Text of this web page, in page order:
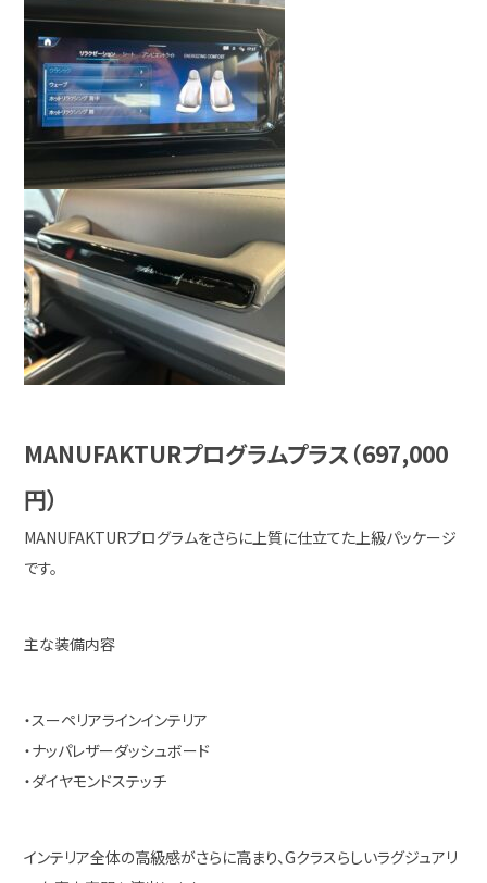
MANUFAKTURプログラムプラス（697,000
円）
MANUFAKTURプログラムをさらに上質に仕立てた上級パッケージ
です。
主な装備内容
・スーペリアラインインテリア
・ナッパレザーダッシュボード
・ダイヤモンドステッチ
インテリア全体の高級感がさらに高まり、Gクラスらしいラグジュアリ